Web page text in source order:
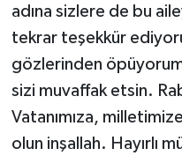
adına sizlere de bu
tekrar teşekkür
gözlerinden
sizi muvaffak etsin.
Vatanımıza,
olun inşallah. Hayırlı